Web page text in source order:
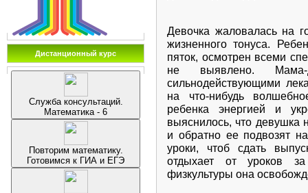
Дистанционный курс
Служба консультаций.
Математика - 6
Повторим математику.
Готовимся к ГИА и ЕГЭ
отвечают
отвечают более
школьной программе —
Итак, позади период
то, чтобы привести
ритмическом
успокойся. Вот и хорошо!
Будь внимателен!
В начале тестирования
(как заполнять бланк,
Девочка жаловалась на
жизненного тонуса.
пяток, осмотрен всеми
не выявлено. Мама-
сильнодействующими
на что-нибудь
ребенка энергией и
выяснилось, что
и обратно ее подвозят
уроки, чтоб сдать
отдыхает от уроков
физкультуры она